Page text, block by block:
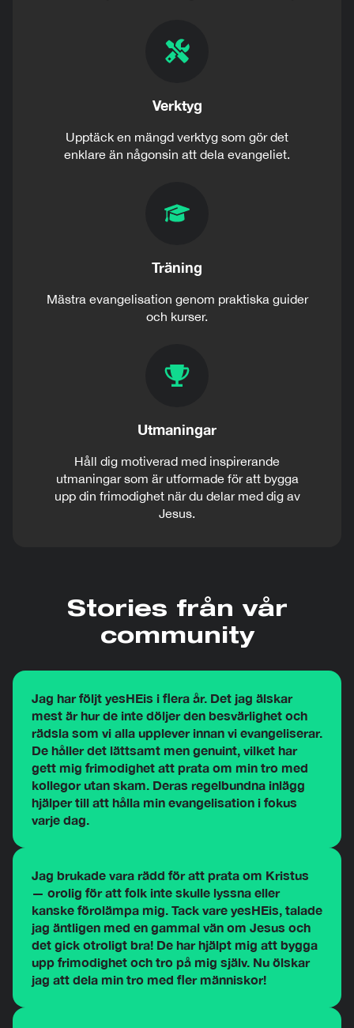
Verktyg
Upptäck en mängd verktyg som gör det
enklare än någonsin att dela evangeliet.
Träning
Mästra evangelisation genom praktiska guider
och kurser.
Utmaningar
Håll dig motiverad med inspirerande
utmaningar som är utformade för att bygga
upp din frimodighet när du delar med dig av
Jesus.
Stories från vår
community
Jag har följt yesHEis i flera år. Det jag älskar
mest är hur de inte döljer den besvärlighet och
rädsla som vi alla upplever innan vi evangeliserar.
De håller det lättsamt men genuint, vilket har
gett mig frimodighet att prata om min tro med
kollegor utan skam. Deras regelbundna inlägg
hjälper till att hålla min evangelisation i fokus
varje dag.
Jag brukade vara rädd för att prata om Kristus
— orolig för att folk inte skulle lyssna eller
kanske förolämpa mig. Tack vare yesHEis, talade
jag äntligen med en gammal vän om Jesus och
det gick otroligt bra! De har hjälpt mig att bygga
upp frimodighet och tro på mig själv. Nu ölskar
jag att dela min tro med fler människor!